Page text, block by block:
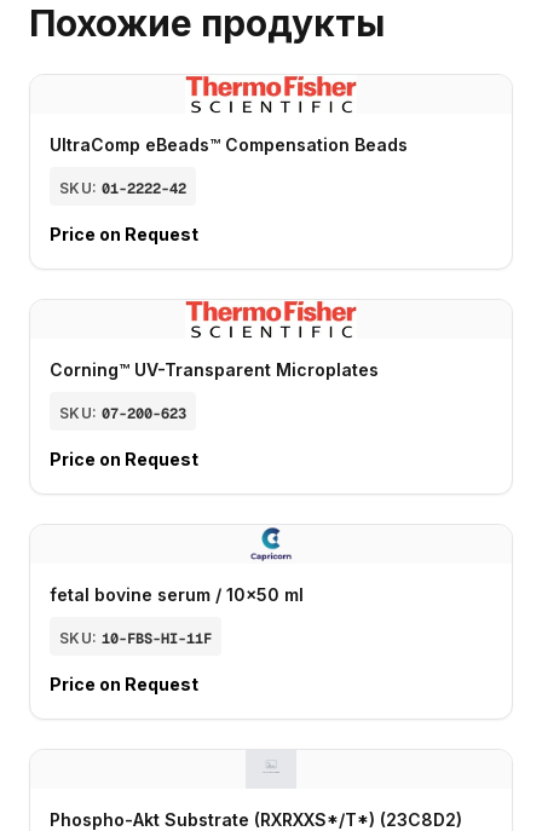
Похожие продукты
UltraComp eBeads™ Compensation Beads
SKU: 01-2222-42
Price on Request
Corning™ UV-Transparent Microplates
SKU: 07-200-623
Price on Request
fetal bovine serum / 10x50 ml
SKU: 10-FBS-HI-11F
Price on Request
Phospho-Akt Substrate (RXRXXS*/T*) (23C8D2)